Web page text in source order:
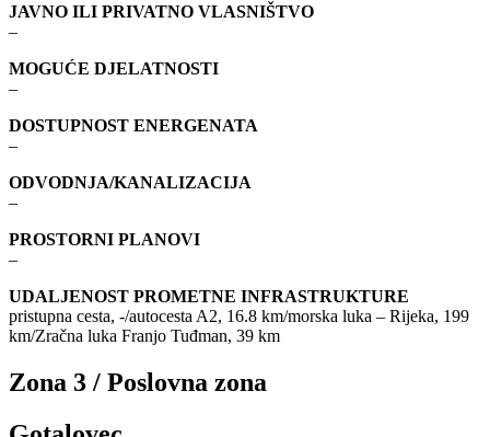
JAVNO ILI PRIVATNO VLASNIŠTVO
–
MOGUĆE DJELATNOSTI
–
DOSTUPNOST ENERGENATA
–
ODVODNJA/KANALIZACIJA
–
PROSTORNI PLANOVI
–
UDALJENOST PROMETNE INFRASTRUKTURE
pristupna cesta, -/autocesta A2, 16.8 km/morska luka – Rijeka, 199
km/Zračna luka Franjo Tuđman, 39 km
Zona 3 / Poslovna zona